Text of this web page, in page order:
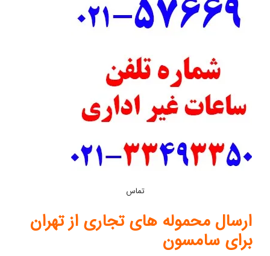
تماس
ارسال محموله های تجاری از تهران
برای سامسون